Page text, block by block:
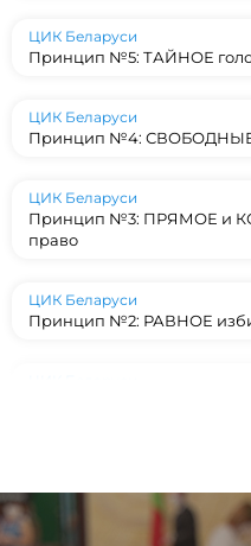
ЦИК Беларуси
Принцип №5: ТАЙНОЕ
ЦИК Беларуси
Принцип №4:
ЦИК Беларуси
Принцип №3: ПРЯМОЕ и
право
ЦИК Беларуси
Принцип №2: РАВНОЕ
строятся выборы в